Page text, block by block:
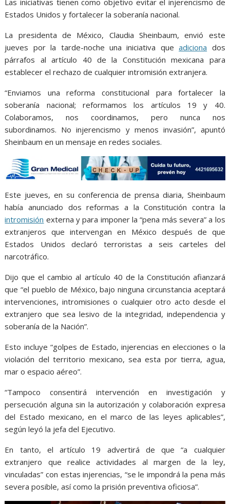
o
k
p
p
g
er
m
Estados Unidos y fortalecer la soberanía nacional.
La presidenta de México, Claudia Sheinbaum, envió este
jueves por la tarde-noche una iniciativa queadiciona dos
párrafos al artículo 40 de la Constitución mexicana para
establecer el rechazo de cualquier intromisión extranjera.
“Enviamos una reforma constitucional para fortalecer la
soberanía nacional; reformamos los artículos 19 y 40.
Colaboramos, nos coordinamos, pero nunca nos
subordinamos. No injerencismo y menos invasión”, apuntó
Sheinbaum en un mensaje en redes sociales.
Este jueves, en su conferencia de prensa diaria, Sheinbaum
había anunciado dos reformas a la Constitución contra la
intromisión externa y para imponer la “pena más severa” a los
extranjeros que intervengan en México después de que
Estados Unidos declaró terroristas a seis carteles del
narcotráfico.
Dijo que el cambio al artículo 40 de la Constitución afianzará
que “el pueblo de México, bajo ninguna circunstancia aceptará
intervenciones, intromisiones o cualquier otro acto desde el
extranjero que sea lesivo de la integridad, independencia y
soberanía de la Nación”.
Esto incluye “golpes de Estado, injerencias en elecciones o la
violación del territorio mexicano, sea esta por tierra, agua,
mar o espacio aéreo”.
“Tampoco consentirá intervención en investigación y
persecución alguna sin la autorización y colaboración expresa
del Estado mexicano, en el marco de las leyes aplicables”,
según leyó la jefa del Ejecutivo.
En tanto, el artículo 19 advertirá de que “a cualquier
extranjero que realice actividades al margen de la ley,
vinculadas” con estas injerencias, “se le impondrá la pena más
severa posible, así como la prisión preventiva oficiosa”.